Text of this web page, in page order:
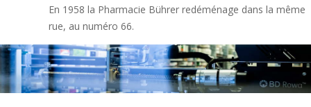
En 1958 la Pharmacie Bührer redéménage dans la même
rue, au numéro 66.